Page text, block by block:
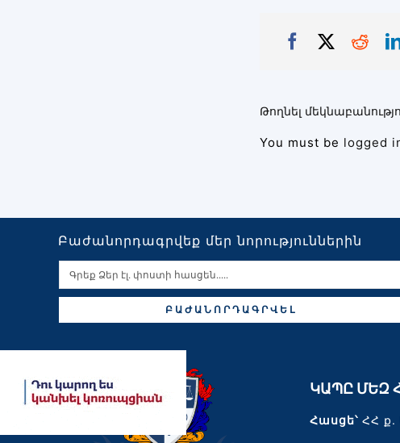
Թողնել
You must be logged
Բաժանորդագրվեք մեր նորություններին
ԲԱԺԱՆՈՐԴԱԳՐՎԵԼ
ԿԱՊԸ ՄԵԶ
Հասցե՝ՀՀ ք.